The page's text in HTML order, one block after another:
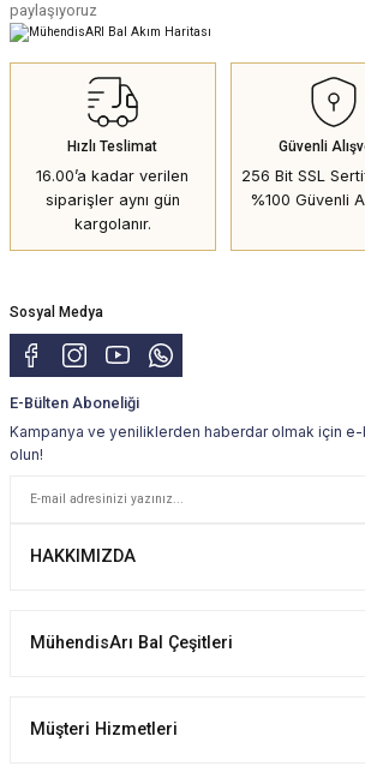
paylaşıyoruz
Hızlı Teslimat
16.00’a kadar verilen
siparişler aynı gün
kargolanır.
Güvenli
256 Bit SSL
%100 Güvenli
Sosyal Medya
E-Bülten Aboneliği
Kampanya ve yeniliklerden haberdar olmak için
olun!
HAKKIMIZDA
MühendisArı Bal Çeşitleri
Müşteri Hizmetleri